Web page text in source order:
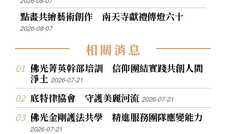
點畫共繪藝術創作 南天寺獻禮傳燈六十
2026-08-07
相關消息
佛光菁英幹部培訓 信仰團結實踐共創人間
淨土2026-07-21
底特律協會 守護美麗河流2026-07-21
佛光金剛護法共學 精進服務團隊應變能力
2026-07-21